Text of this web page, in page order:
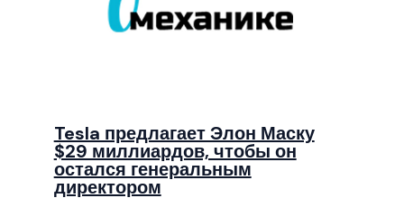
Tesla предлагает Элон Маску
$29 миллиардов, чтобы он
остался генеральным
директором